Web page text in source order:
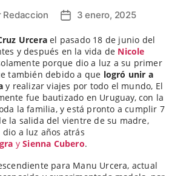
Redaccion
Fecha
la
entrada
3 enero, 2025
Urcerael pasado 18 de junio del
y después en la vida de Nicole
porque dio a luz a su primer
también debido a que logró unir a
y realizar viajes por todo el mundo, El
fue bautizado en Uruguay, con la
la familia, y está pronto a cumplir 7
la salida del vientre de su madre,
a luz años atrás
ySienna Cubero.
para Manu Urcera, actual